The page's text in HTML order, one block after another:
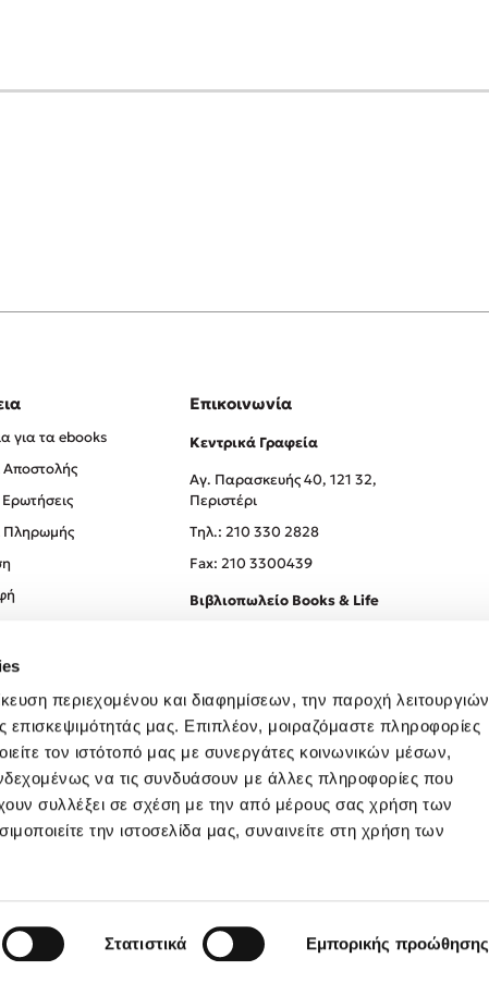
περιεχομένου και διαφημίσεων, την παροχή λειτουργιών
μας. Επιπλέον, μοιραζόμαστε πληροφορίες
τον ιστότοπό μας με συνεργάτες κοινωνικών μέσων,
να τις συνδυάσουν με άλλες πληροφορίες που
συλλέξει σε σχέση με την από μέρους σας χρήση των
την ιστοσελίδα μας, συναινείτε στη χρήση των
Στατιστικά Εμπορικής προώθησης
για τα ebooks
Αποστολής
Πληρωμής
Επικοινωνία
Κεντρικά Γραφεία
Αγ. Παρασκευής 40, 121 32,
Περιστέρι
Tηλ.: 210 330 2828
Fax: 210 3300439
Βιβλιοπωλείο Books & Life
Created by Powered by